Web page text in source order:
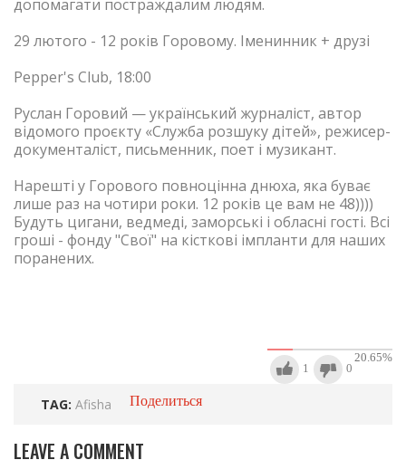
допомагати постраждалим людям.
29 лютого - 12 років Горовому. Іменинник + друзі
Pepper's Club, 18:00
Руслан Горовий — український журналіст, автор
відомого проєкту «Служба розшуку дітей», режисер-
документаліст, письменник, поет і музикант.
Нарешті у Горового повноцінна днюха, яка буває
лише раз на чотири роки. 12 років це вам не 48))))
Будуть цигани, ведмеді, заморські і обласні гості. Всі
гроші - фонду "Свої" на кісткові імпланти для наших
поранених.
20.65%
1
0
TAG: Afisha Поделиться
LEAVE A COMMENT